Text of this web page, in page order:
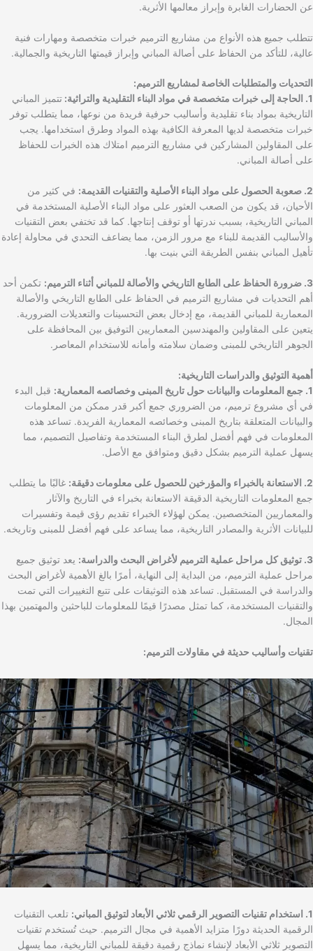
عن الحضارات الغابرة وإبراز معالمها الأثرية.
تتطلب جميع هذه الأنواع من مشاريع الترميم خبرات متخصصة ومهارات فنية
عالية، للتأكد من الحفاظ على أصالة المباني وإبراز قيمتها التاريخية والجمالية.
التحديات والمتطلبات الخاصة لمشاريع الترميم:
1. الحاجة إلى خبرات متخصصة في مواد البناء التقليدية والتراثية:
تتميز المباني
التاريخية بمواد بناء تقليدية وأساليب حرفية فريدة من نوعها، مما يتطلب توفر
خبرات متخصصة لديها المعرفة الكافية بهذه المواد وطرق استخدامها. يجب
على المقاولين المشاركين في مشاريع الترميم امتلاك هذه الخبرات للحفاظ
على أصالة المباني.
2. صعوبة الحصول على مواد البناء الأصلية والتقنيات القديمة:
في كثير من
الأحيان، قد يكون من الصعب العثور على مواد البناء الأصلية المستخدمة في
المباني التاريخية، بسبب ندرتها أو توقف إنتاجها. كما قد تختفي بعض التقنيات
والأساليب القديمة للبناء مع مرور الزمن، مما يضاعف التحدي في محاولة إعادة
تأهيل المباني بنفس الطريقة التي بنيت بها.
3. ضرورة الحفاظ على الطابع التاريخي والأصالة للمباني أثناء الترميم:
تكمن أحد
أهم التحديات في مشاريع الترميم في الحفاظ على الطابع التاريخي والأصالة
المعمارية للمباني القديمة، مع إدخال بعض التحسينات والتعديلات الضرورية.
يتعين على المقاولين والمهندسين المعماريين التوفيق بين المحافظة على
الجوهر التاريخي للمبنى وضمان سلامته وأمانه للاستخدام المعاصر.
أهمية التوثيق والدراسات التاريخية:
1. جمع المعلومات والبيانات حول تاريخ المبنى وخصائصه المعمارية:
قبل البدء
في أي مشروع ترميم، من الضروري جمع أكبر قدر ممكن من المعلومات
والبيانات المتعلقة بتاريخ المبنى وخصائصه المعمارية الفريدة. تساعد هذه
المعلومات في فهم أفضل لطرق البناء المستخدمة وتفاصيل التصميم، مما
يسهل عملية الترميم بشكل دقيق ومتوافق مع الأصل.
2. الاستعانة بالخبراء والمؤرخين للحصول على معلومات دقيقة:
غالبًا ما يتطلب
جمع المعلومات التاريخية الدقيقة الاستعانة بخبراء في التاريخ والآثار
والمعماريين المتخصصين. يمكن لهؤلاء الخبراء تقديم رؤى قيمة وتفسيرات
للبيانات الأثرية والمصادر التاريخية، مما يساعد على فهم أفضل للمبنى وتاريخه.
3. توثيق كل مراحل عملية الترميم لأغراض البحث والدراسة:
يعد توثيق جميع
مراحل عملية الترميم، من البداية إلى النهاية، أمرًا بالغ الأهمية لأغراض البحث
والدراسة في المستقبل. تساعد هذه التوثيقات على تتبع التغييرات التي تمت
والتقنيات المستخدمة، كما تمثل مصدرًا قيمًا للمعلومات للباحثين والمهتمين بهذا
المجال.
تقنيات وأساليب حديثة في مقاولات الترميم:
1. استخدام تقنيات التصوير الرقمي ثلاثي الأبعاد لتوثيق المباني:
تلعب التقنيات
الرقمية الحديثة دورًا متزايد الأهمية في مجال الترميم. حيث تُستخدم تقنيات
التصوير ثلاثي الأبعاد لإنشاء نماذج رقمية دقيقة للمباني التاريخية، مما يسهل